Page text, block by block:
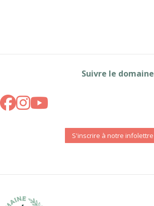
Suivre le domaine
S'inscrire à notre infolettre